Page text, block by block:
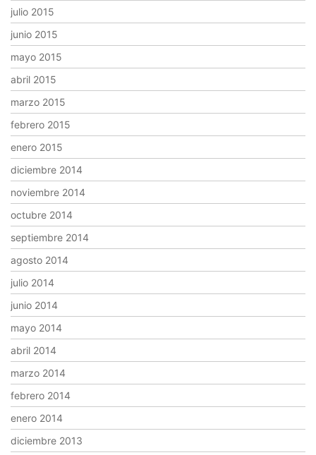
julio 2015
junio 2015
mayo 2015
abril 2015
marzo 2015
febrero 2015
enero 2015
diciembre 2014
noviembre 2014
octubre 2014
septiembre 2014
agosto 2014
julio 2014
junio 2014
mayo 2014
abril 2014
marzo 2014
febrero 2014
enero 2014
diciembre 2013